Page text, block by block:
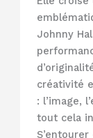
Johnny
créativité
: l’image,
tout cela